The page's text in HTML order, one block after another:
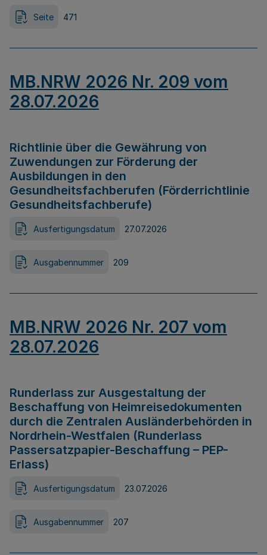
Seite 471
MB.NRW 2026 Nr. 209 vom
28.07.2026
Richtlinie über die Gewährung von
Zuwendungen zur Förderung der
Ausbildungen in den
Gesundheitsfachberufen (Förderrichtlinie
Gesundheitsfachberufe)
Ausfertigungsdatum 27.07.2026
Ausgabennummer 209
MB.NRW 2026 Nr. 207 vom
28.07.2026
Runderlass zur Ausgestaltung der
Beschaffung von Heimreisedokumenten
durch die Zentralen Ausländerbehörden in
Nordrhein-Westfalen (Runderlass
Passersatzpapier-Beschaffung – PEP-
Erlass)
Ausfertigungsdatum 23.07.2026
Ausgabennummer 207